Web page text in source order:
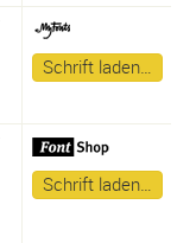
Schrift laden…
Schrift laden…